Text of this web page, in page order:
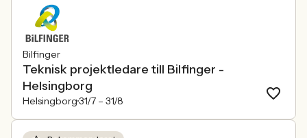
Bilfinger
Teknisk projektledare till Bilfinger -
Helsingborg
Helsingborg31/7 – 31/8